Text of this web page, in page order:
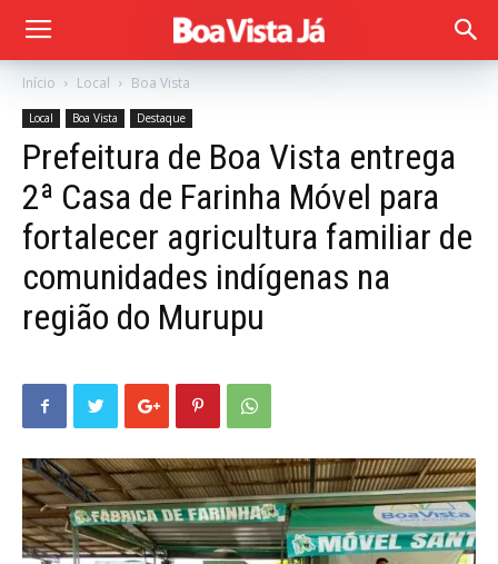
Início Local Boa Vista
Local Boa Vista Destaque
Prefeitura de Boa Vista entrega
2ª Casa de Farinha Móvel para
fortalecer agricultura familiar de
comunidades indígenas na
região do Murupu